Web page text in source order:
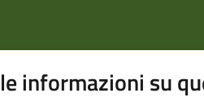
informazioni su